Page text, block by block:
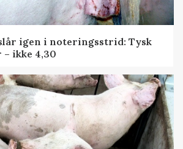
igen i noteringsstrid: Tysk
ikke 4,30